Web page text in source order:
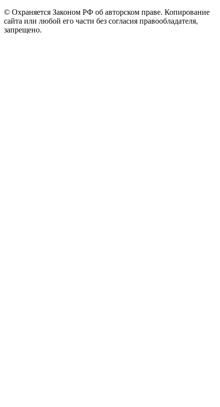
© Охраняется Законом РФ об авторском праве. Копирование
сайта или любой его части без согласия правообладателя,
запрещено.